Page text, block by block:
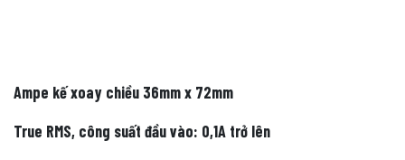
Ampe kế xoay chiều 36mm x 72mm
True RMS, công suất đầu vào: 0,1A trở lên